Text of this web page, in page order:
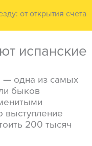
от открытия счета
испанские
— одна из самых
быков
выступление
200 тысяч